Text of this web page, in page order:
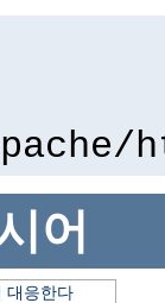
어
대응한다